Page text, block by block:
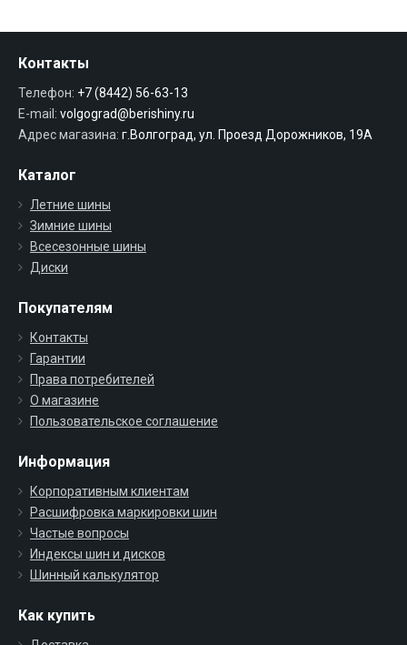
Контакты
Телефон: +7 (8442) 56-63-13
E-mail: volgograd@berishiny.ru
Адрес магазина: г.Волгоград, ул. Проезд Дорожников, 19А
Каталог
Летние шины
Зимние шины
Всесезонные шины
Диски
Покупателям
Контакты
Гарантии
Права потребителей
О магазине
Пользовательское соглашение
Информация
Корпоративным клиентам
Расшифровка маркировки шин
Частые вопросы
Индексы шин и дисков
Шинный калькулятор
Как купить